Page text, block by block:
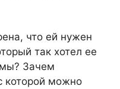
что ей нужен
так хотел ее
Зачем
которой можно